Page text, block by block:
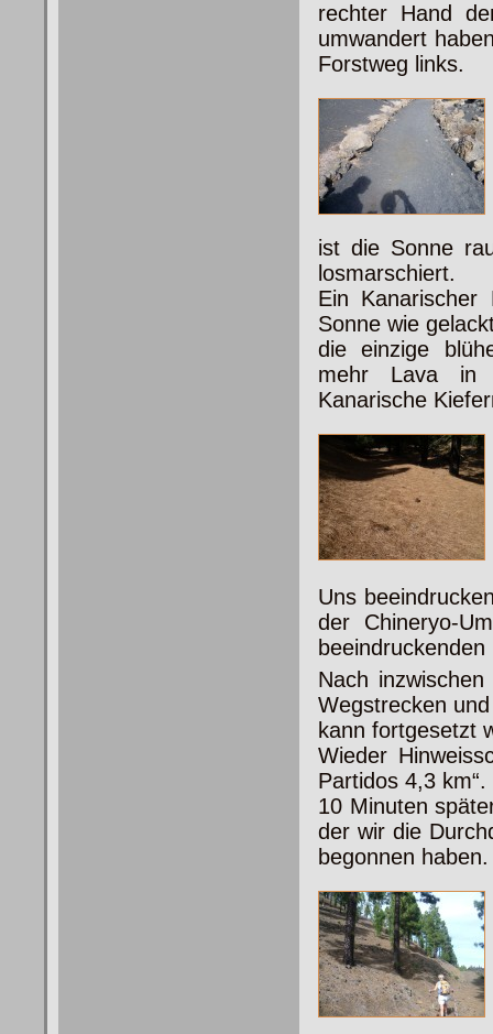
rechter Hand
umwandert
Forstweg links.
ist die Sonne
losmarschiert.
Ein
Sonne wie
die einzige
mehr Lava in
Kanarische
Uns
der Chineryo-
Nach
Wegstrecken
kann fortgesetzt
Wieder
Partidos 4,3 km“.
10 Minuten
der wir die
begonnen haben.